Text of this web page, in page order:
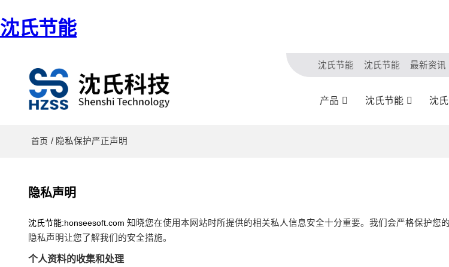
沈氏节能
沈氏节能 沈氏节能 最新资讯
产品 沈氏节能 沈
首页 / 隐私保护严正声明
隐私声明
沈氏节能:honseesoft.com 知晓您在使用本网站时所提供的相关私人信息安全十分重要。我们会严格保护
隐私声明让您了解我们的安全措施。
个人资料的收集和处理